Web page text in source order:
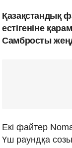
Қазақстандық
естігеніне
Самбросты
Екі файтер
Үш раундқа